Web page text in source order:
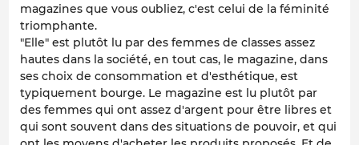
magazines que vous oubliez, c'est celui de la féminité
triomphante.
"Elle" est plutôt lu par des femmes de classes assez
hautes dans la société, en tout cas, le magazine, dans
ses choix de consommation et d'esthétique, est
typiquement bourge. Le magazine est lu plutôt par
des femmes qui ont assez d'argent pour être libres et
qui sont souvent dans des situations de pouvoir, et qui